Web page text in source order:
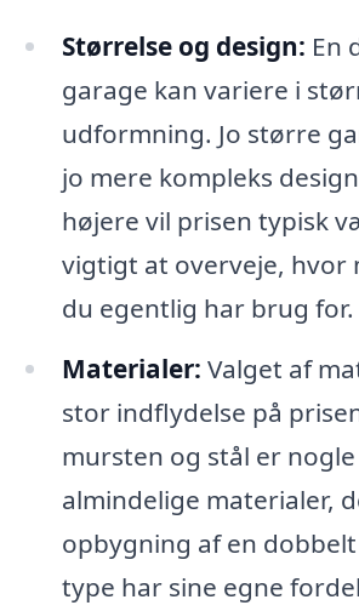
Størrelse og design: En
garage kan variere i
udformning. Jo større
jo mere kompleks
højere vil prisen typisk
vigtigt at overveje, hvor
du egentlig har brug for.
Materialer: Valget af
stor indflydelse på
mursten og stål er
almindelige materialer,
opbygning af en
type har sine egne